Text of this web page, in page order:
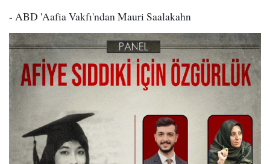
- ABD 'Aafia Vakfı'ndan Mauri Saalakahn